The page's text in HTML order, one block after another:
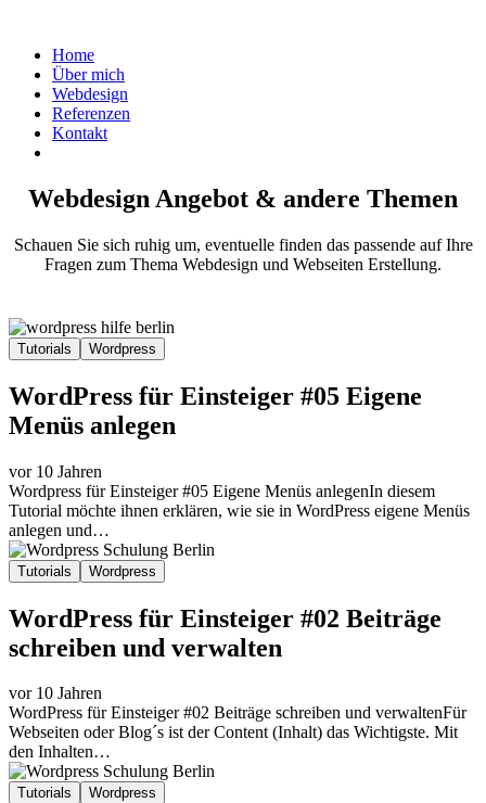
Home
Über mich
Webdesign
Referenzen
Kontakt
Webdesign Angebot & andere Themen
Schauen Sie sich ruhig um, eventuelle finden das passende auf Ihre
Fragen zum Thema Webdesign und Webseiten Erstellung.
Tutorials Wordpress
WordPress für Einsteiger #05 Eigene
Menüs anlegen
vor 10 Jahren
Wordpress für Einsteiger #05 Eigene Menüs anlegenIn diesem
Tutorial möchte ihnen erklären, wie sie in WordPress eigene Menüs
anlegen und…
Tutorials Wordpress
WordPress für Einsteiger #02 Beiträge
schreiben und verwalten
vor 10 Jahren
WordPress für Einsteiger #02 Beiträge schreiben und verwaltenFür
Webseiten oder Blog´s ist der Content (Inhalt) das Wichtigste. Mit
den Inhalten…
Tutorials Wordpress